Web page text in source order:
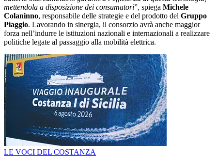
mettendola a disposizione dei consumatori”, spiega Michele
Colaninno, responsabile delle strategie e del prodotto del Gruppo
Piaggio. Lavorando in sinergia, il consorzio avrà anche maggior
forza nellʼindurre le istituzioni nazionali e internazionali a realizzare
politiche legate al passaggio alla mobilità elettrica.
LE VOCI DEL COSTANZA